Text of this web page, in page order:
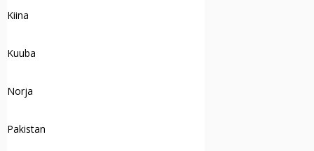
Kiina
Kuuba
Norja
Pakistan